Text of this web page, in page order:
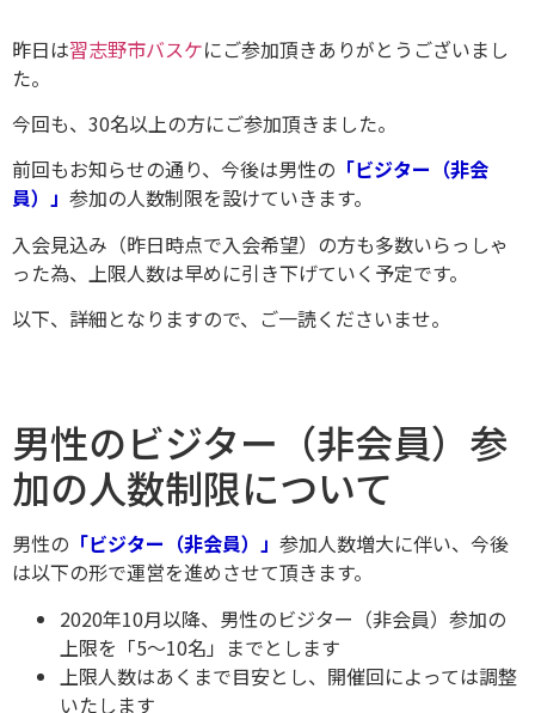
昨日は習志野市バスケにご参加頂きありがとうございまし
た。
今回も、30名以上の方にご参加頂きました。
前回もお知らせの通り、今後は男性の 「ビジター（非会
員）」 参加の人数制限を設けていきます。
入会見込み（昨日時点で入会希望）の方も多数いらっしゃ
った為、上限人数は早めに引き下げていく予定です。
以下、詳細となりますので、ご一読くださいませ。
男性のビジター（非会員）参
加の人数制限について
男性の 「ビジター（非会員）」 参加人数増大に伴い、今後
は以下の形で運営を進めさせて頂きます。
2020年10月以降、男性のビジター（非会員）参加の
上限を「5〜10名」までとします
上限人数はあくまで目安とし、開催回によっては調整
いたします